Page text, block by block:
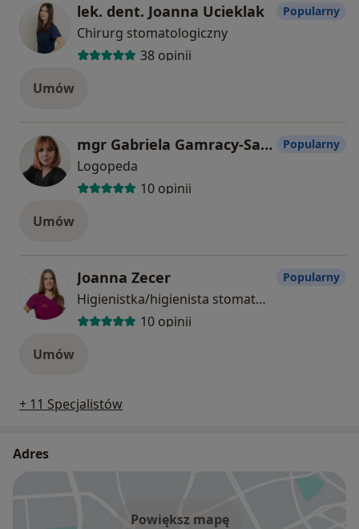
lek. dent. Joanna Ucieklak
Chirurg stomatologiczny
38 opinii
Popularny
Umów
mgr Gabriela Gamracy-Sarzyńska
Logopeda
10 opinii
Popularny
Umów
Joanna Zecer
Higienistka/higienista stomatologiczny
10 opinii
Popularny
Umów
+ 11 Specjalistów
Adres
Powiększ mapę